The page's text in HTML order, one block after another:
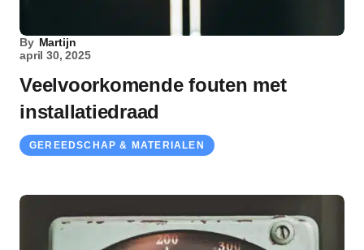
By Martijn
april 30, 2025
Veelvoorkomende fouten met
installatiedraad
GEREEDSCHAP & MATERIALEN